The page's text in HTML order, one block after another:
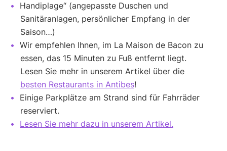
Handiplage“ (angepasste Duschen und
Sanitäranlagen, persönlicher Empfang in der
Saison…)
Wir empfehlen Ihnen, im La Maison de Bacon zu
essen, das 15 Minuten zu Fuß entfernt liegt.
Lesen Sie mehr in unserem Artikel über die
besten Restaurants in Antibes!
Einige Parkplätze am Strand sind für Fahrräder
reserviert.
Lesen Sie mehr dazu in unserem Artikel.